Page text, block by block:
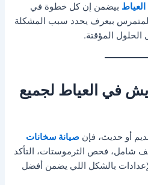
بيضمن إن كل خطوة في
المتمرس بيعرف يحدد سبب المشكلة
الحلول المؤقتة.
في العياط لجميع
أو حديث، فإنصيانة سخانات
شامل، فحص الثرموستات، التأكد
بالشكل اللي يضمن أفضل